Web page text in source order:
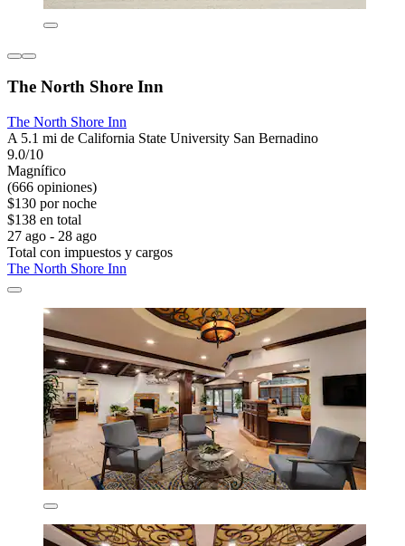
The North Shore Inn
The North Shore Inn
A 5.1 mi de California State University San Bernadino
9.0/10
Magnífico
(666 opiniones)
$130 por noche
$138 en total
27 ago - 28 ago
Total con impuestos y cargos
The North Shore Inn